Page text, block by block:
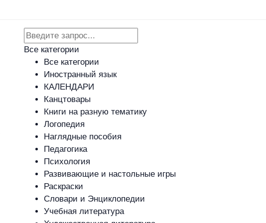
Все категории
Все категории
Иностранный язык
КАЛЕНДАРИ
Канцтовары
Книги на разную тематику
Логопедия
Наглядные пособия
Педагогика
Психология
Развивающие и настольные игры
Раскраски
Словари и Энциклопедии
Учебная литература